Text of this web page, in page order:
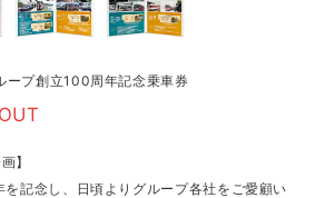
ープ創立100周年記念乗車券
】
記念し、日頃よりグループ各社をご愛顧い